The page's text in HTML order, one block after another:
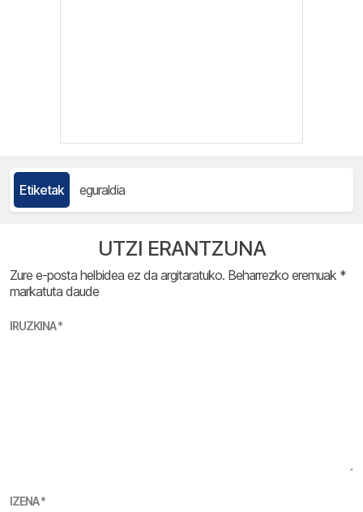
Etiketak eguraldia
UTZI ERANTZUNA
Zure e-posta helbidea ez da argitaratuko. Beharrezko eremuak *
markatuta daude
IRUZKINA*
IZENA*